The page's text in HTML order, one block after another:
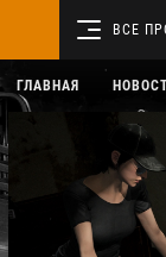
ВСЕ
ГЛАВНАЯ